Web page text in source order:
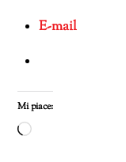
E-mail
Mi piace:
Caricamento